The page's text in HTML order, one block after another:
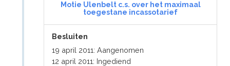
Motie Ulenbelt c.s. over het maximaal
toegestane incassotarief
Besluiten
19 april 2011: Aangenomen
12 april 2011: Ingediend